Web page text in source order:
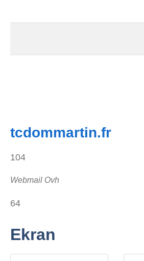
tcdommartin.fr
104
Webmail Ovh
64
Ekran